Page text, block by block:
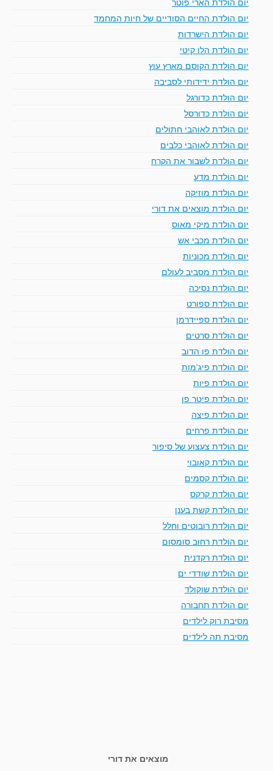
יום הולדת החיים הסודיים של חיות המחמד
יום הולדת הישרדות
יום הולדת הלו קיטי
יום הולדת הקוסם מארץ עוץ
יום הולדת ידידותי לסביבה
יום הולדת כדורגל
יום הולדת כדורסל
יום הולדת לאוהבי חתולים
יום הולדת לאוהבי כלבים
יום הולדת לשבור את הקרח
יום הולדת מדע
יום הולדת מוזיקה
יום הולדת מוצאים את דורי
יום הולדת מיקי מאוס
יום הולדת מכבי אש
יום הולדת מכוניות
יום הולדת מסביב לעולם
יום הולדת נסיכה
יום הולדת ספורט
יום הולדת ספיידרמן
יום הולדת סרטים
יום הולדת פו הדוב
יום הולדת פיג'מות
יום הולדת פיות
יום הולדת פיטר פן
יום הולדת פיצה
יום הולדת פרחים
יום הולדת צעצוע של סיפור
יום הולדת קאובוי
יום הולדת קסמים
יום הולדת קרקס
יום הולדת קשת בענן
יום הולדת רובוטים וחלל
יום הולדת רחוב סומסום
יום הולדת רקדנית
יום הולדת שודדי ים
יום הולדת שוקולד
יום הולדת תחבורה
מסיבת רוק לילדים
מסיבת תה לילדים
מוצאים את דורי